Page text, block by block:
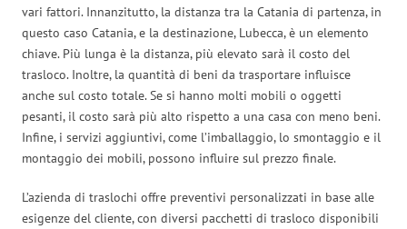
vari fattori. Innanzitutto, la distanza tra la Catania di partenza, in
questo caso Catania, e la destinazione, Lubecca, è un elemento
chiave. Più lunga è la distanza, più elevato sarà il costo del
trasloco. Inoltre, la quantità di beni da trasportare influisce
anche sul costo totale. Se si hanno molti mobili o oggetti
pesanti, il costo sarà più alto rispetto a una casa con meno beni.
Infine, i servizi aggiuntivi, come l’imballaggio, lo smontaggio e il
montaggio dei mobili, possono influire sul prezzo finale.
L’azienda di traslochi offre preventivi personalizzati in base alle
esigenze del cliente, con diversi pacchetti di trasloco disponibili